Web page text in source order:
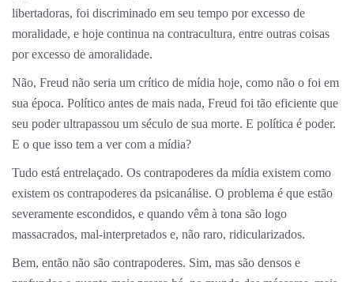
libertadoras, foi discriminado em seu tempo por excesso de
moralidade, e hoje continua na contracultura, entre outras coisas
por excesso de amoralidade.
Não, Freud não seria um crítico de mídia hoje, como não o foi em
sua época. Político antes de mais nada, Freud foi tão eficiente que
seu poder ultrapassou um século de sua morte. E política é poder.
E o que isso tem a ver com a mídia?
Tudo está entrelaçado. Os contrapoderes da mídia existem como
existem os contrapoderes da psicanálise. O problema é que estão
severamente escondidos, e quando vêm à tona são logo
massacrados, mal-interpretados e, não raro, ridicularizados.
Bem, então não são contrapoderes. Sim, mas são densos e